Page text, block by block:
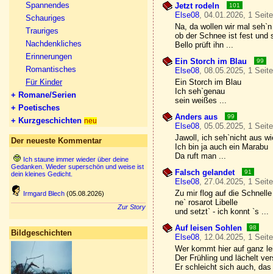
Spannendes
Schauriges
Trauriges
Nachdenkliches
Erinnerungen
Romantisches
Für Kinder
+ Romane/Serien
+ Poetisches
+ Kurzgeschichten neu
Der neueste Kommentar
Ich staune immer wieder über deine
Gedanken. Wieder superschön und weise ist
dein kleines Gedicht.
Irmgard Blech (05.08.2026)
Zur Story
Bildgeschichten
Jetzt rodeln
101
Else08, 04.01.2026, 1
Na, da wollen wir mal seh`n
ob der Schnee ist fest und
Bello prüft ihn ...
Ein Storch im Blau
99
Else08, 08.05.2025, 1
Ein Storch im Blau
Ich seh`genau
sein weißes ...
Anders aus
99
Else08, 05.05.2025, 1
Jawoll, ich seh`nicht aus
Ich bin ja auch ein Marabu
Da ruft man ...
Falsch gelandet
91
Else08, 27.04.2025, 1
Zu mir flog auf die Schnelle
ne` rosarot Libelle
und setzt` - ich konnt `s ...
Auf leisen Sohlen
98
Else08, 12.04.2025, 1
Wer kommt hier auf ganz
Der Frühling und lächelt
Er schleicht sich auch,